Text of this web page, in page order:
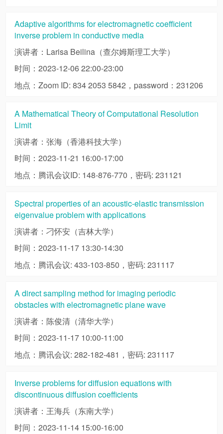
Adaptive algorithms for electromagnetic coefficient
inverse problem in conductive media
演讲者：Larisa Beilina（查尔姆斯理工大学）
时间：2023-12-06 22:00-23:00
地点：Zoom ID: 834 2053 5842，password：231206
A Mathematical Theory of Computational Resolution
Limit
演讲者：张海（香港科技大学）
时间：2023-11-21 16:00-17:00
地点：腾讯会议ID: 148-876-770，密码: 231121
Spectral properties of an acoustic-elastic transmission
eigenvalue problem with applications
演讲者：刁怀安（吉林大学）
时间：2023-11-17 13:30-14:30
地点：腾讯会议: 433-103-850，密码: 231117
A direct sampling method for imaging periodic
obstacles with electromagnetic plane wave
演讲者：陈俊清（清华大学）
时间：2023-11-17 10:00-11:00
地点：腾讯会议: 282-182-481，密码: 231117
Inverse problems for diffusion equations with
discontinuous diffusion coefficients
演讲者：王海兵（东南大学）
时间：2023-11-14 15:00-16:00